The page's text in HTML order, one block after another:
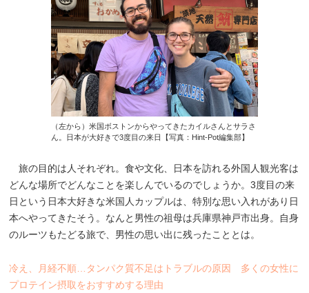
（左から）米国ボストンからやってきたカイルさんとサラさ
ん。日本が大好きで3度目の来日【写真：Hint-Pot編集部】
旅の目的は人それぞれ。食や文化、日本を訪れる外国人観光客は
どんな場所でどんなことを楽しんでいるのでしょうか。3度目の来
日という日本大好きな米国人カップルは、特別な思い入れがあり日
本へやってきたそう。なんと男性の祖母は兵庫県神戸市出身。自身
のルーツもたどる旅で、男性の思い出に残ったこととは。
冷え、月経不順…タンパク質不足はトラブルの原因 多くの女性に
プロテイン摂取をおすすめする理由